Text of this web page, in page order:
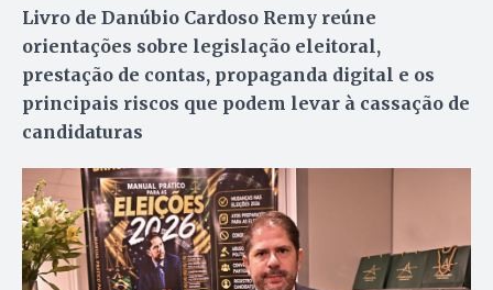
Livro de Danúbio Cardoso Remy reúne
orientações sobre legislação eleitoral,
prestação de contas, propaganda digital e os
principais riscos que podem levar à cassação de
candidaturas